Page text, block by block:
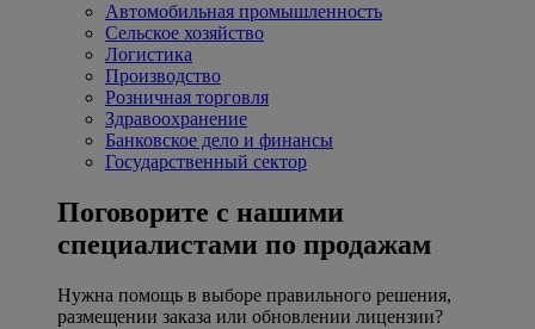
Автомобильная промышленность
Сельское хозяйство
Логистика
Производство
Розничная торговля
Здравоохранение
Банковское дело и финансы
Государственный сектор
Поговорите с нашими
специалистами по продажам
Нужна помощь в выборе правильного решения,
размещении заказа или обновлении лицензии?